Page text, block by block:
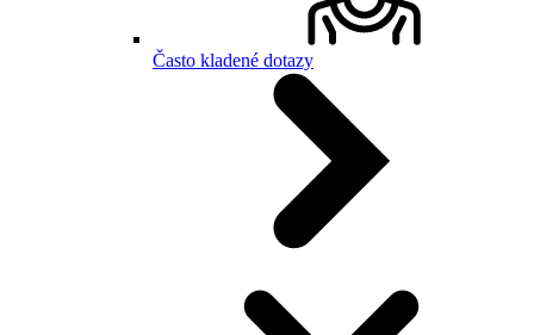
Často kladené dotazy